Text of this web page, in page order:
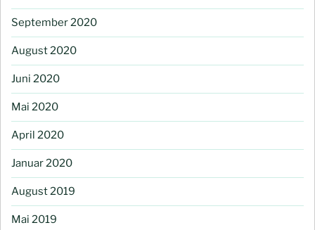
September 2020
August 2020
Juni 2020
Mai 2020
April 2020
Januar 2020
August 2019
Mai 2019